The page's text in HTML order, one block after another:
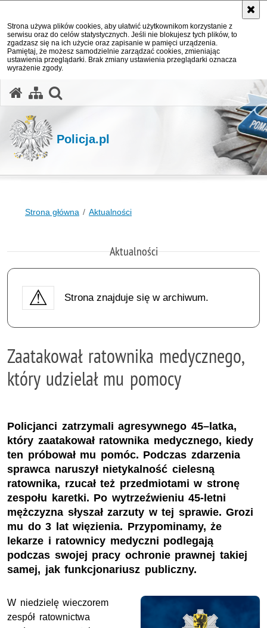
Strona używa plików cookies, aby ułatwić użytkownikom korzystanie z
serwisu oraz do celów statystycznych. Jeśli nie blokujesz tych plików, to
zgadzasz się na ich użycie oraz zapisanie w pamięci urządzenia.
Pamiętaj, że możesz samodzielnie zarządzać cookies, zmieniając
ustawienia przeglądarki. Brak zmiany ustawienia przeglądarki oznacza
wyrażenie zgody.
Policja.pl
Strona główna Aktualności
Aktualności
Strona znajduje się w archiwum.
Zaatakował ratownika medycznego,
który udzielał mu pomocy
Policjanci zatrzymali agresywnego 45–latka,
który zaatakował ratownika medycznego, kiedy
ten próbował mu pomóc. Podczas zdarzenia
sprawca naruszył nietykalność cielesną
ratownika, rzucał też przedmiotami w stronę
zespołu karetki. Po wytrzeźwieniu 45-letni
mężczyzna słyszał zarzuty w tej sprawie. Grozi
mu do 3 lat więzienia. Przypominamy, że
lekarze i ratownicy medyczni podlegają
podczas swojej pracy ochronie prawnej takiej
samej, jak funkcjonariusz publiczny.
W niedzielę wieczorem
zespół ratownictwa